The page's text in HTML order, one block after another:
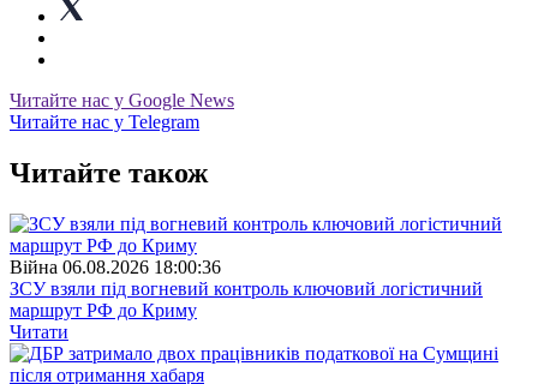
Читайте нас у Google News
Читайте нас у Telegram
Читайте також
Війна 06.08.2026 18:00:36
ЗСУ взяли під вогневий контроль ключовий логістичний
маршрут РФ до Криму
Читати